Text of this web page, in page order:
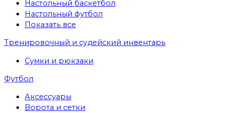
Настольный баскетбол
Настольный футбол
Показать все
Тренировочный и судейский инвентарь
Сумки и рюкзаки
Футбол
Аксессуары
Ворота и сетки